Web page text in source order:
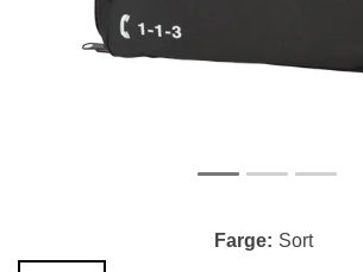
Farge Sort